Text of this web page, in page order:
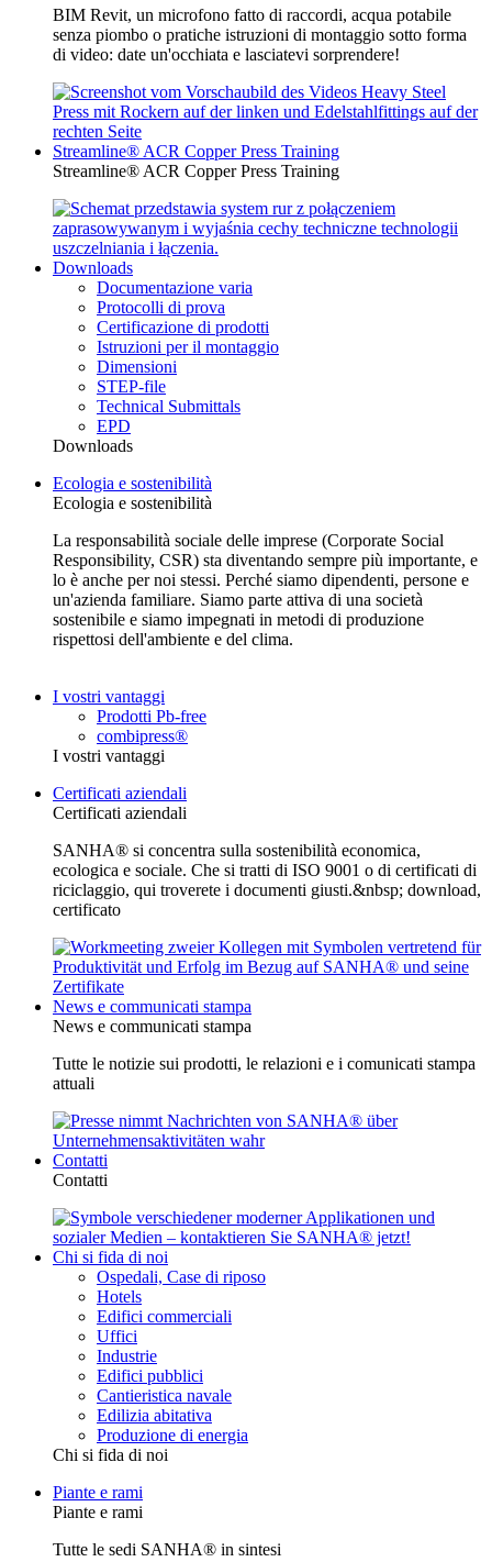
BIM Revit, un microfono fatto di raccordi, acqua potabile
senza piombo o pratiche istruzioni di montaggio sotto forma
di video: date un'occhiata e lasciatevi sorprendere!
Streamline® ACR Copper Press Training
Streamline® ACR Copper Press Training
Downloads
Documentazione varia
Protocolli di prova
Certificazione di prodotti
Istruzioni per il montaggio
Dimensioni
STEP-file
Technical Submittals
EPD
Downloads
Ecologia e sostenibilità
Ecologia e sostenibilità
La responsabilità sociale delle imprese (Corporate Social
Responsibility, CSR) sta diventando sempre più importante, e
lo è anche per noi stessi. Perché siamo dipendenti, persone e
un'azienda familiare. Siamo parte attiva di una società
sostenibile e siamo impegnati in metodi di produzione
rispettosi dell'ambiente e del clima.
I vostri vantaggi
Prodotti Pb-free
combipress®
I vostri vantaggi
Certificati aziendali
Certificati aziendali
SANHA® si concentra sulla sostenibilità economica,
ecologica e sociale. Che si tratti di ISO 9001 o di certificati di
riciclaggio, qui troverete i documenti giusti.&nbsp; download,
certificato
News e communicati stampa
News e communicati stampa
Tutte le notizie sui prodotti, le relazioni e i comunicati stampa
attuali
Contatti
Contatti
Chi si fida di noi
Ospedali, Case di riposo
Hotels
Edifici commerciali
Uffici
Industrie
Edifici pubblici
Cantieristica navale
Edilizia abitativa
Produzione di energia
Chi si fida di noi
Piante e rami
Piante e rami
Tutte le sedi SANHA® in sintesi